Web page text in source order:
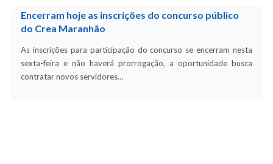
Encerram hoje as inscrições do concurso público
do Crea Maranhão
As inscrições para participação do concurso se encerram nesta
sexta-feira e não haverá prorrogação, a oportunidade busca
contratar novos servidores…